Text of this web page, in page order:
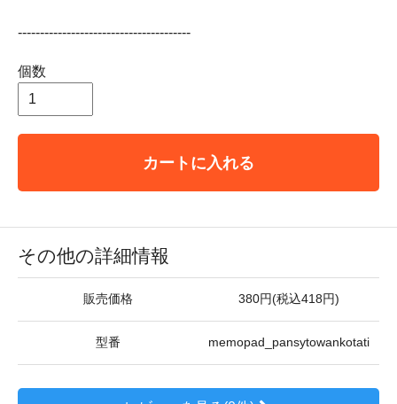
---------------------------------------
個数
カートに入れる
その他の詳細情報
販売価格 380円(税込418円)
型番 memopad_pansytowankotati